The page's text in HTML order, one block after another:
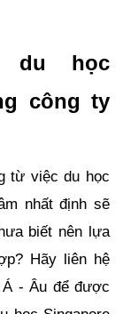
du học
công ty
từ việc du học
nhất định sẽ
biết nên lựa
Hãy liên hệ
Á - Âu để được